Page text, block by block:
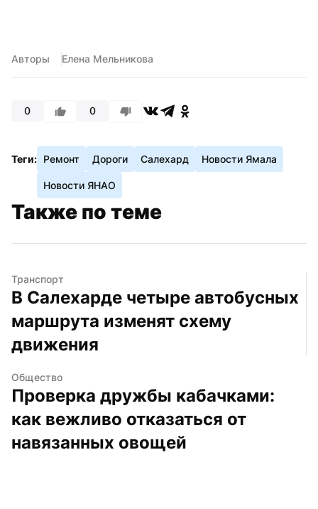
Авторы Елена Мельникова
0 0
Теги: Ремонт Дороги Салехард Новости Ямала
Новости ЯНАО
Также по теме
Транспорт
В Салехарде четыре автобусных
маршрута изменят схему
движения
Общество
Проверка дружбы кабачками:
как вежливо отказаться от
навязанных овощей